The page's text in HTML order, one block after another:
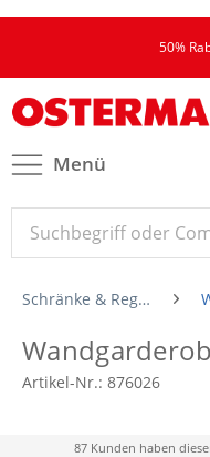
50%
Menü
Schränke & Regale
Artikel-Nr.: 876026
87 Kunden haben